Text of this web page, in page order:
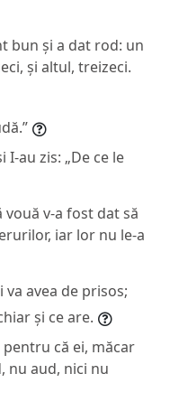
bun și a dat rod: un
și altul, treizeci.
I-au zis: „De ce le
vouă v-a fost dat să
iar lor nu le-a
va avea de prisos;
și ce are.
pentru că ei, măcar
nu aud, nici nu